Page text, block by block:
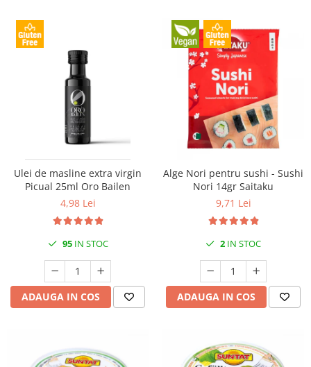
Ulei de masline extra virgin
Picual 25ml Oro Bailen
4,98 Lei
95IN STOC
ADAUGA IN COS
Alge Nori pentru sushi - Sushi
Nori 14gr Saitaku
9,71 Lei
2 IN STOC
ADAUGA IN COS